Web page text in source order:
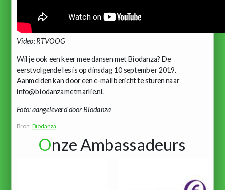
Video: RTVOOG
Wil je ook een keer mee dansen met Biodanza? De
eerstvolgende les is op dinsdag 10 september 2019.
Aanmelden kan door een e-mailbericht te sturen naar
info@biodanzametmarlie.nl.
Foto: aangeleverd door Biodanza
Bron: Biodanza
Onze Ambassadeurs